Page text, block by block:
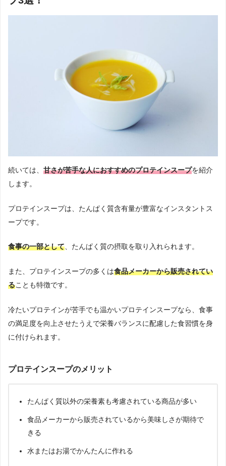
続いては、 甘さが苦手な人におすすめのプロテインスープを紹介
します。
プロテインスープは、たんぱく質含有量が豊富なインスタントス
ープです。
食事の一部として、たんぱく質の摂取を取り入れられます。
また、プロテインスープの多くは食品メーカーから販売されてい
ることも特徴です。
冷たいプロテインが苦手でも温かいプロテインスープなら、食事
の満足度を向上させたうえで栄養バランスに配慮した食習慣を身
に付けられます。
プロテインスープのメリット
たんぱく質以外の栄養素も考慮されている商品が多い
食品メーカーから販売されているから美味しさが期待で
きる
水またはお湯でかんたんに作れる